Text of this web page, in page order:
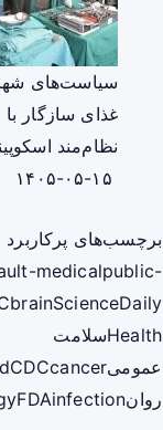
سیاست‌های
غذای سازگار با
نظام‌مند
برچسب‌های پرکاربرد
medicalpublic-
brainScienceDaily
Healthسلامت
عمومی
CDCcancer
روان
FDAinfection